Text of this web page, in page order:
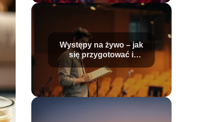
Występy na żywo – jak
się przygotować i
odnieść sukces?